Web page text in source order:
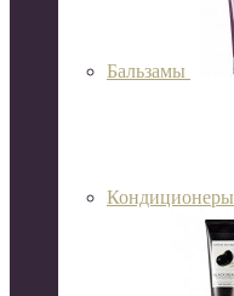
Бальзамы
Кондиционеры